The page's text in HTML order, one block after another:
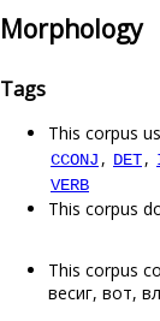
Morphology
Tags
This corpus
CCONJ , DET,
VERB
This corpus
This corpus
весиг, вот,